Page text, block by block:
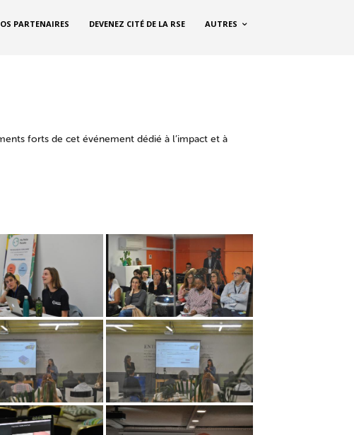
PARTENAIRES DEVENEZ CITÉ DE LA RSE AUTRES
forts de cet événement dédié à l’impact et à